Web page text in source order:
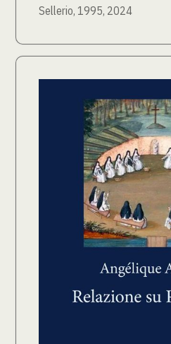
Sellerio, 1995, 2024